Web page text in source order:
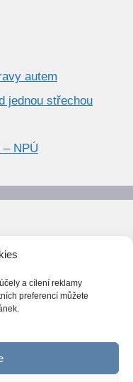
a cílení reklamy
preferencí můžete
autem
jednou střechou
NPÚ
knihovnou ČR